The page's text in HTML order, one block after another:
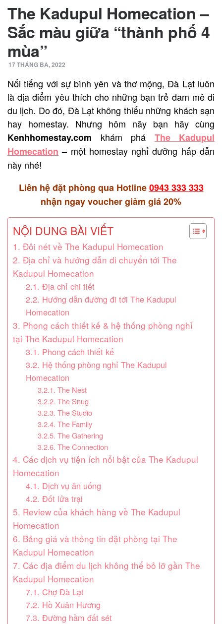
The Kadupul Homecation –
Sắc màu giữa “thành phố 4
mùa”
17 THÁNG BA, 2022
Nổi tiếng với sự bình yên và thơ mộng, Đà Lạt luôn
là địa điểm yêu thích cho những bạn trẻ đam mê đi
du lịch. Do đó, Đà Lạt không thiếu những khách sạn
hay homestay. Nhưng hôm nãy bạn hãy cùng
Kenhhomestay.com khám phá The Kadupul
Homecation – một homestay nghỉ dưỡng hấp dẫn
này nhé!
Liên hệ đặt phòng qua Hotline 0943 333 333
nhận ngay voucher giảm giá 20%
NỘI DUNG BÀI VIẾT
1. Đôi nét về The Kadupul Homecation
2. Địa chỉ và hướng dẫn di chuyển tới The
Kadupul Homecation
2.1. Địa chỉ chi tiết
2.2. Hướng dẫn đường đi tới The Kadupul
Homecation
3. Phong cách thiết kế & hệ thống phòng nghỉ
tại The Kadupul Homecation
3.1. Phong cách thiết kế
3.2. Hệ thống phòng nghỉ The Kadupul
Homecation
3.2.1. The Nest
3.2.2. The Snug
3.2.3. The Studio
3.2.4. The Family
3.2.5. The Gathering
3.2.6. The Connection
4. Các dịch vụ tiện ích nổi bật của The Kadupul
Homecation
4.1. Dịch vụ ăn uống
4.2. Đốt lửa trại
5. Review của khách hàng về The Kadupul
Homecation
6. Bảng giá và thông tin đặt phòng tại The
Kadupul Homecation
7. Các địa điểm du lịch không thể bỏ lỡ gần The
Kadupul Homecation
7.1. Chợ Đà Lạt
7.2. Hồ Xuân Hương
7.3. Đường hầm đất sét